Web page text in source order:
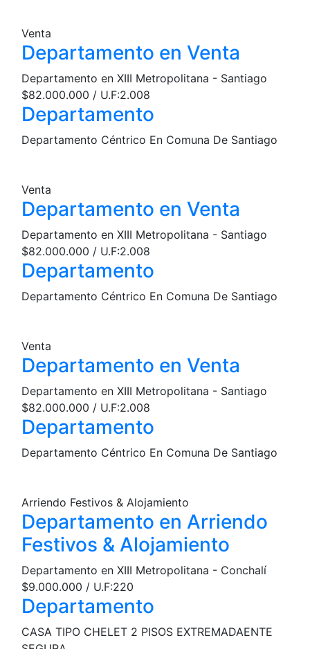
Venta
Departamento en Venta
Departamento en XIII Metropolitana - Santiago
$82.000.000 / U.F:2.008
Departamento
Departamento Céntrico En Comuna De Santiago
Venta
Departamento en Venta
Departamento en XIII Metropolitana - Santiago
$82.000.000 / U.F:2.008
Departamento
Departamento Céntrico En Comuna De Santiago
Venta
Departamento en Venta
Departamento en XIII Metropolitana - Santiago
$82.000.000 / U.F:2.008
Departamento
Departamento Céntrico En Comuna De Santiago
Arriendo Festivos & Alojamiento
Departamento en Arriendo
Festivos & Alojamiento
Departamento en XIII Metropolitana - Conchalí
$9.000.000 / U.F:220
Departamento
CASA TIPO CHELET 2 PISOS EXTREMADAENTE